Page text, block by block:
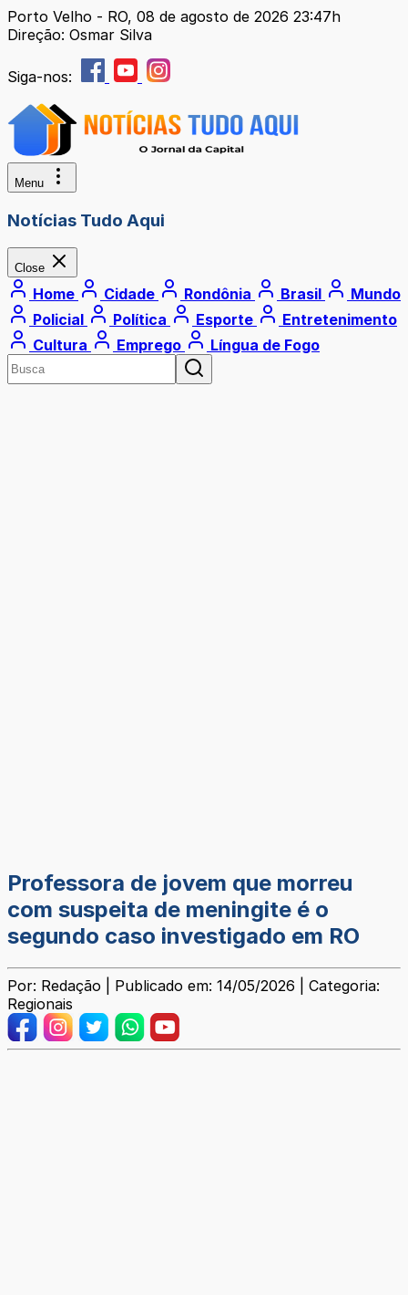
Porto Velho - RO, 08 de agosto de 2026 23:47h
Direção: Osmar Silva
Siga-nos:
Menu
Notícias Tudo Aqui
Close
Home Cidade Rondônia Brasil
Mundo
Policial
Política Esporte
Entretenimento
Cultura
Emprego Língua de Fogo
Professora de jovem que morreu
com suspeita de meningite é o
segundo caso investigado em RO
Por: Redação | Publicado em: 14/05/2026 | Categoria:
Regionais